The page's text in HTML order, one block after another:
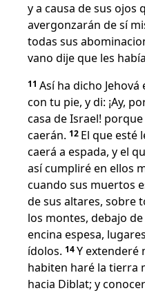
y a causa de sus ojos
avergonzarán de sí
todas sus
vano dije que les
11 Así ha dicho
con tu pie, y di: ¡Ay,
casa de Israel!
caerán. 12 El que esté
caerá a espada, y el
así cumpliré en ellos
cuando sus muertos
de sus altares, sobre
los montes, debajo
encina espesa,
ídolos. 14Y extenderé
habiten haré la tierra
hacia Diblat; y